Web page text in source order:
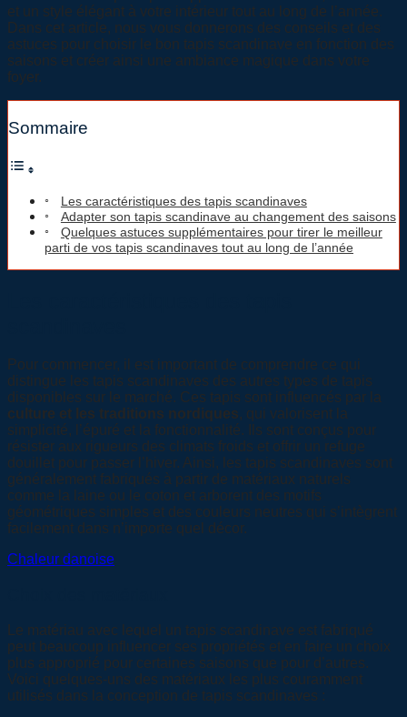
et un style élégant à votre intérieur tout au long de l’année.
Dans cet article, nous vous donnerons des conseils et des
astuces pour choisir le bon tapis scandinave en fonction des
saisons et créer ainsi une ambiance magique dans votre
foyer.
Sommaire
Les caractéristiques des tapis scandinaves
Adapter son tapis scandinave au changement des saisons
Quelques astuces supplémentaires pour tirer le meilleur
parti de vos tapis scandinaves tout au long de l’année
Pour commencer, il est important de comprendre ce qui
distingue les tapis scandinaves des autres types de tapis
disponibles sur le marché. Ces tapis sont influencés par la
culture et les traditions nordiques, qui valorisent la
simplicité, l’épuré et la fonctionnalité. Ils sont conçus pour
résister aux rigueurs des climats froids et offrir un refuge
douillet pour passer l’hiver. Ainsi, les tapis scandinaves sont
généralement fabriqués à partir de matériaux naturels
comme la laine ou le coton et arborent des motifs
géométriques simples et des couleurs neutres qui s’intègrent
facilement dans n’importe quel décor.
Chaleur danoise
Le matériau avec lequel un tapis scandinave est fabriqué
peut beaucoup influencer ses propriétés et en faire un choix
plus approprié pour certaines saisons que pour d’autres.
Voici quelques-uns des matériaux les plus couramment
utilisés dans la conception de tapis scandinaves :